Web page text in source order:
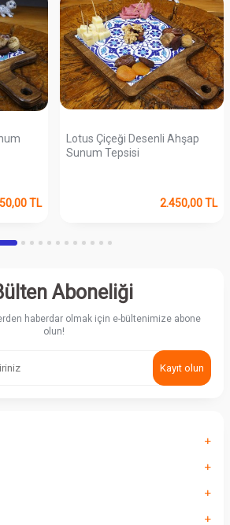
TL
Lotus Çiçeği Desenli Ahşap
Sunum Tepsisi
2.450,00TL
Aboneliği
haberdar olmak için e-bültenimize abone
olun!
Kayıt olun